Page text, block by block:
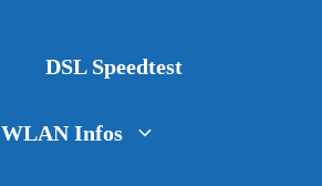
DSL Speedtest
WLAN Infos